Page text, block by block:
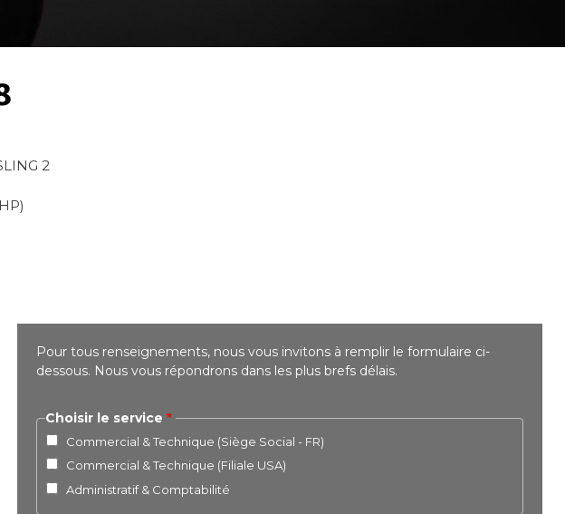
2
Pour tous renseignements, nous vous invitons à remplir le formulaire ci-
dessous. Nous vous répondrons dans les plus brefs délais.
Choisir le service
Commercial & Technique (Siège Social - FR)
Commercial & Technique (Filiale USA)
Administratif & Comptabilité